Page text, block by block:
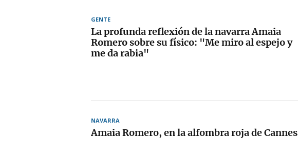
GENTE
La profunda reflexión de la navarra Amaia
Romero sobre su físico: "Me miro al espejo y
me da rabia"
NAVARRA
Amaia Romero, en la alfombra roja de Cannes